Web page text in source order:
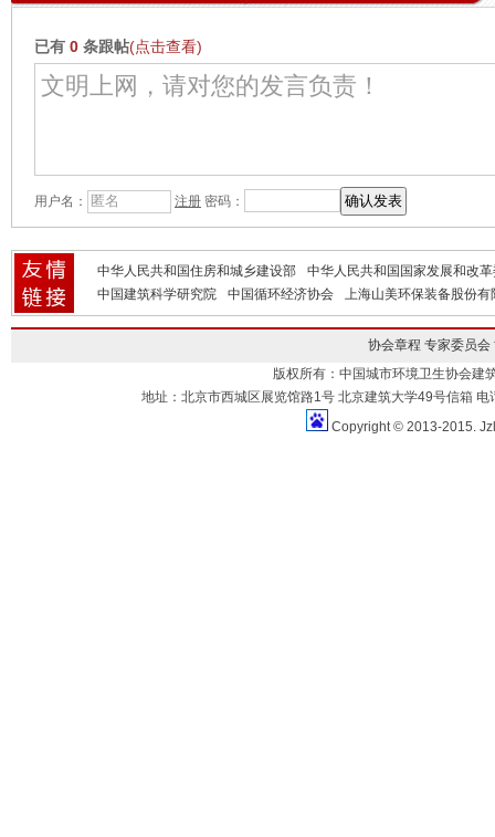
已有 0 条跟帖(点击查看)
用户名： 注册 密码：
中华人民共和国住房和城乡建设部
中华人民共和国国家发展和改
中国建筑科学研究院
中国循环经济协会 上海山美环保装备股份有
协会章程 专家委员会
版权所有：中国城市环境卫生协会建
地址：北京市西城区展览馆路1号 北京建筑大学49号信箱
Copyright © 2013-2015.